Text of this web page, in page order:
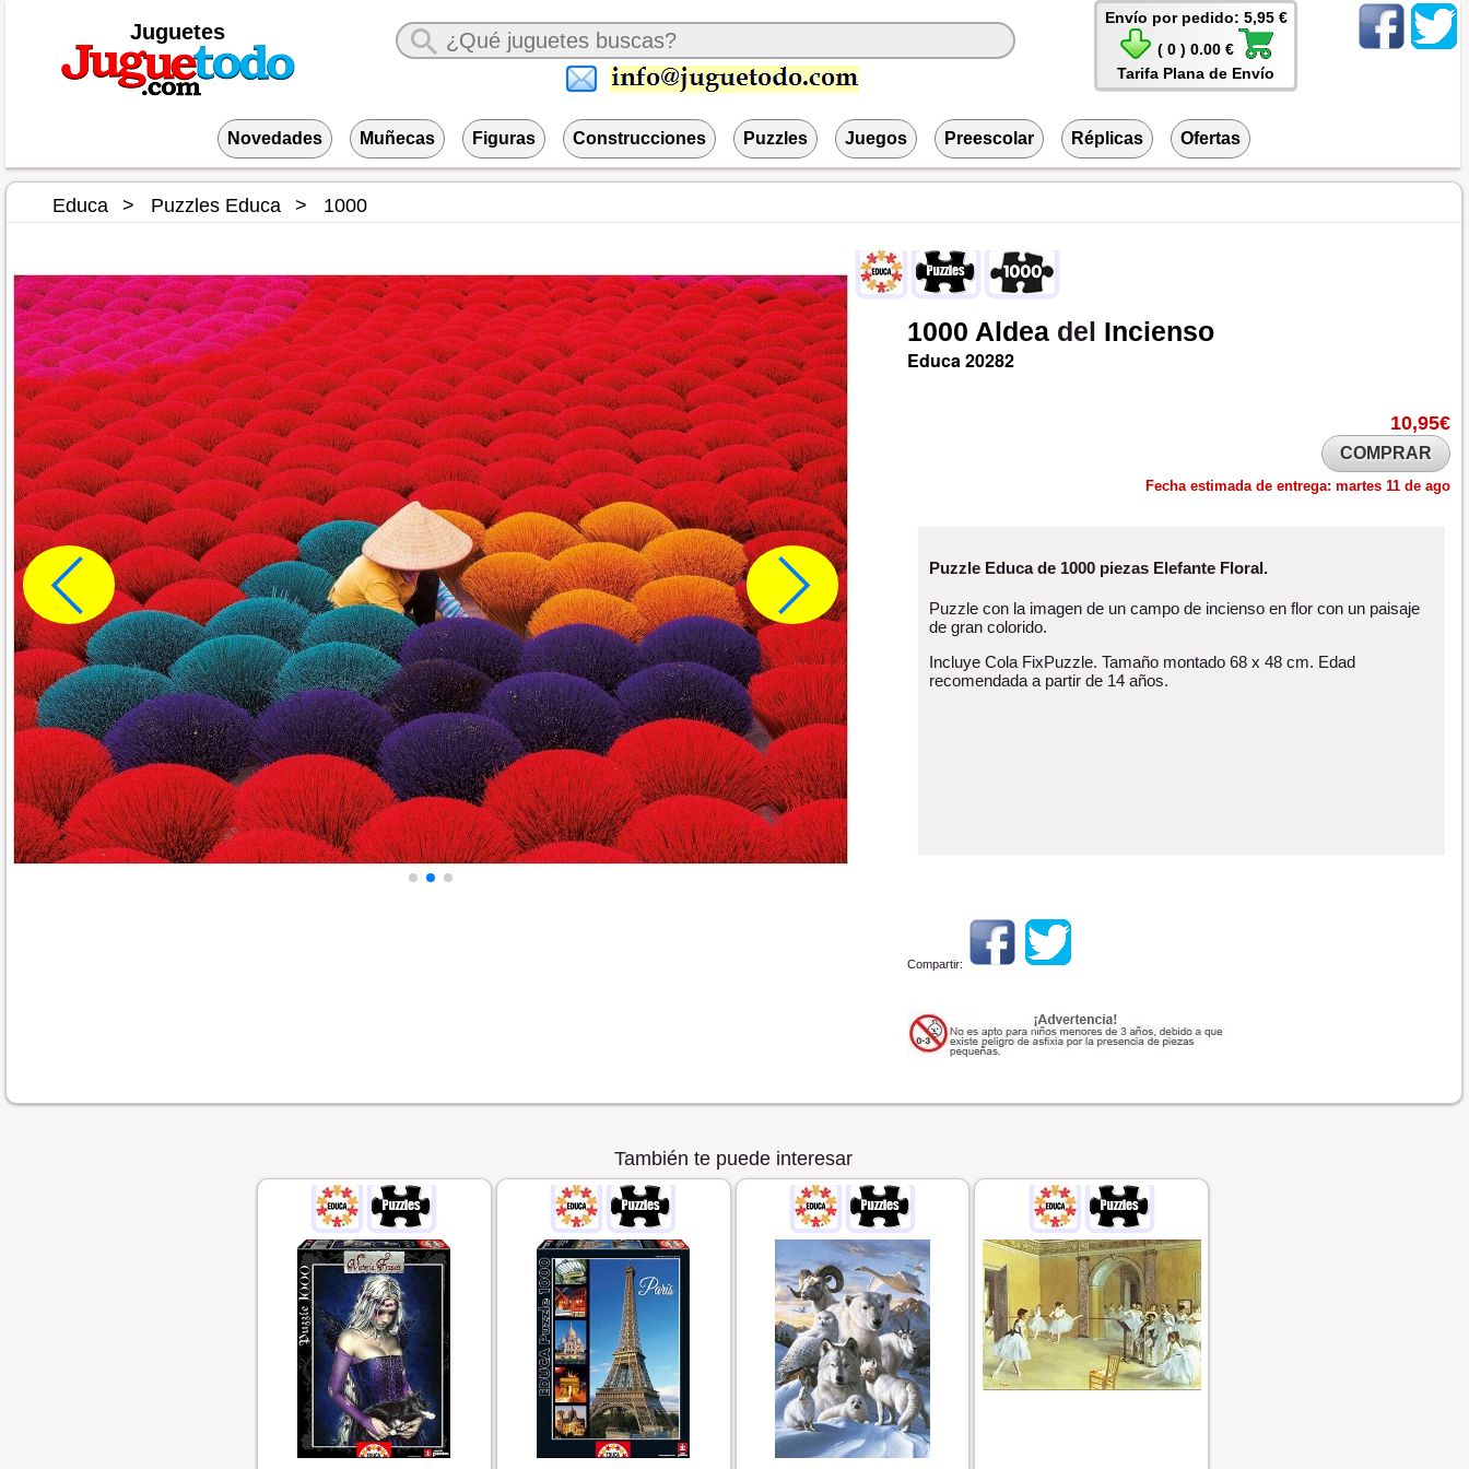
Juguetes
Envío por pedido: 5,95 €
( 0 ) 0.00 €
Tarifa Plana de Envío
Novedades Muñecas Figuras Construcciones Puzzles Juegos Preescolar Réplicas Ofertas
Educa Puzzles Educa 1000
1000 Aldea del Incienso
Educa 20282
10,95€
COMPRAR
Fecha estimada de entrega: martes 11 de ago
Puzzle Educa de 1000 piezas Elefante Floral.
Puzzle con la imagen de un campo de incienso en flor con un paisaje
de gran colorido.
Incluye Cola FixPuzzle. Tamaño montado 68 x 48 cm. Edad
recomendada a partir de 14 años.
Compartir:
También te puede interesar